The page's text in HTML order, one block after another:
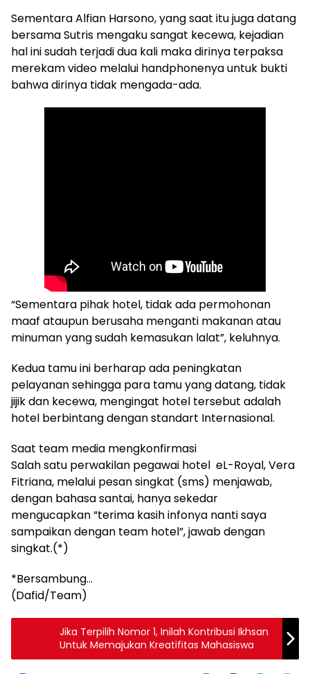
Sementara Alfian Harsono, yang saat itu juga datang
bersama Sutris mengaku sangat kecewa, kejadian
hal ini sudah terjadi dua kali maka dirinya terpaksa
merekam video melalui handphonenya untuk bukti
bahwa dirinya tidak mengada-ada.
“Sementara pihak hotel, tidak ada permohonan
maaf ataupun berusaha menganti makanan atau
minuman yang sudah kemasukan lalat”, keluhnya.
Kedua tamu ini berharap ada peningkatan
pelayanan sehingga para tamu yang datang, tidak
jijik dan kecewa, mengingat hotel tersebut adalah
hotel berbintang dengan standart Internasional.
Saat team media mengkonfirmasi
Salah satu perwakilan pegawai hotel eL-Royal, Vera
Fitriana, melalui pesan singkat (sms) menjawab,
dengan bahasa santai, hanya sekedar
mengucapkan “terima kasih infonya nanti saya
sampaikan dengan team hotel”, jawab dengan
singkat.(*)
*Bersambung…
(Dafid/Team)
Jika Terpilih Nomor 1, Inilah Kontribusi Ikhsan
Untuk Memajukan Kreatifitas Mahasiswa